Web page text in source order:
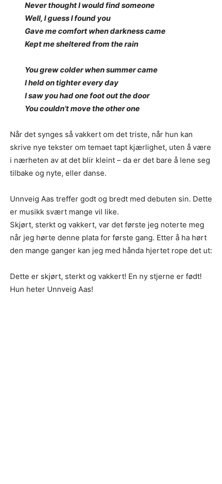
Never thought I would find someone
Well, I guess I found you
Gave me comfort when darkness came
Kept me sheltered from the rain
You grew colder when summer came
I held on tighter every day
I saw you had one foot out the door
You couldn’t move the other one
Når det synges så vakkert om det triste, når hun kan
skrive nye tekster om temaet tapt kjærlighet, uten å være
i nærheten av at det blir kleint – da er det bare å lene seg
tilbake og nyte, eller danse.
Unnveig Aas treffer godt og bredt med debuten sin. Dette
er musikk svært mange vil like.
Skjørt, sterkt og vakkert, var det første jeg noterte meg
når jeg hørte denne plata for første gang. Etter å ha hørt
den mange ganger kan jeg med hånda hjertet rope det ut:
Dette er skjørt, sterkt og vakkert! En ny stjerne er født!
Hun heter Unnveig Aas!